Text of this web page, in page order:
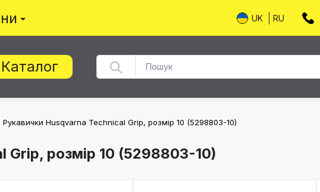
UK RU
Каталог
Рукавички Husqvarna Technical Grip, розмір 10 (5298803-10)
Grip, розмір 10 (5298803-10)